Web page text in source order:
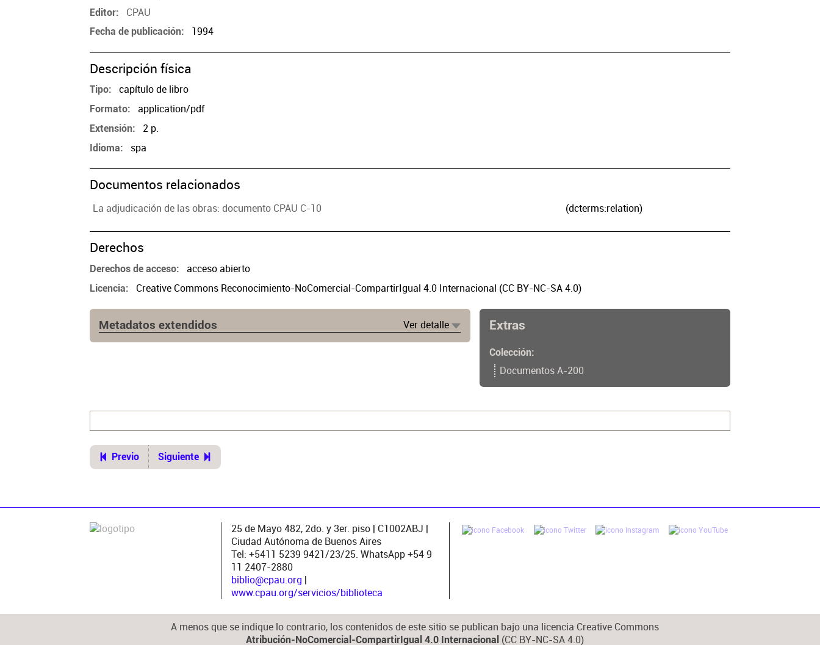
Editor CPAU
Fecha de publicación 1994
Descripción física
Tipo capítulo de libro
Formato application/pdf
Extensión 2 p.
Idioma spa
Documentos relacionados
La adjudicación de las obras: documento CPAU C-10 (dcterms:relation)
Derechos
Derechos de acceso acceso abierto
Licencia Creative Commons Reconocimiento-NoComercial-CompartirIgual 4.0 Internacional (CC BY-NC-SA 4.0)
Metadatos extendidos Ver detalle
ui=1&recno=30252&id=CPAU.1.30252
Extras
Colección
Documentos A-200
Previo Siguiente
25 de Mayo 482, 2do. y 3er. piso | C1002ABJ |
Ciudad Autónoma de Buenos Aires
Tel: +5411 5239 9421/23/25. WhatsApp +54 9
11 2407-2880
biblio@cpau.org |
www.cpau.org/servicios/biblioteca
A menos que se indique lo contrario, los contenidos de este sitio se publican bajo una licencia Creative Commons
Atribución-NoComercial-CompartirIgual 4.0 Internacional (CC BY-NC-SA 4.0)